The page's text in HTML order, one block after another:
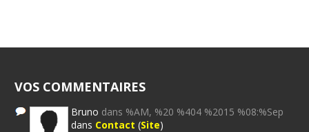
VOS COMMENTAIRES
Bruno dans %AM, %20 %404 %2015 %08:%Sep
dans Contact (Site)